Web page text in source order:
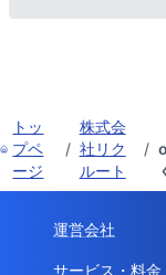
トッ
プペ
ージ
/
株式会
社リク
ルート
/
運営会社
サービス・料金